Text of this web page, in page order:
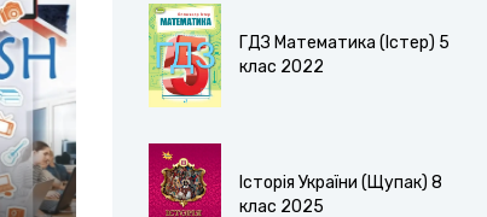
ГДЗ Математика (Істер) 5
клас 2022
Історія України (Щупак) 8
клас 2025